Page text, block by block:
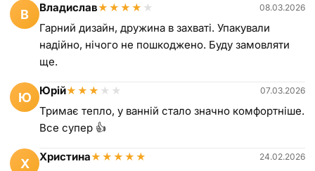
В Владислав★ ★ ★ ★ ★ 08.03.2026
Гарний дизайн, дружина в захваті. Упакували
надійно, нічого не пошкоджено. Буду замовляти
ще.
Ю Юрій★ ★ ★ ★ ★ 07.03.2026
Тримає тепло, у ванній стало значно комфортніше.
Все супер 👍
Х Христина★ ★ ★ ★ ★ 24.02.2026